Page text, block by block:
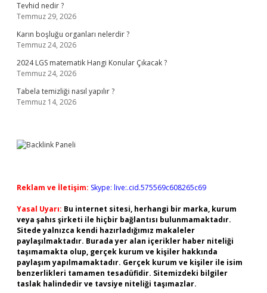
Tevhid nedir ?
Temmuz 29, 2026
Karın boşluğu organları nelerdir ?
Temmuz 24, 2026
2024 LGS matematik Hangi Konular Çıkacak ?
Temmuz 24, 2026
Tabela temizliği nasıl yapılır ?
Temmuz 14, 2026
Reklam ve İletişim: Skype: live:.cid.575569c608265c69
Yasal Uyarı: Bu internet sitesi, herhangi bir marka, kurum
veya şahıs şirketi ile hiçbir bağlantısı bulunmamaktadır.
Sitede yalnızca kendi hazırladığımız makaleler
paylaşılmaktadır. Burada yer alan içerikler haber niteliği
taşımamakta olup, gerçek kurum ve kişiler hakkında
paylaşım yapılmamaktadır. Gerçek kurum ve kişiler ile isim
benzerlikleri tamamen tesadüfidir. Sitemizdeki bilgiler
taslak halindedir ve tavsiye niteliği taşımazlar.